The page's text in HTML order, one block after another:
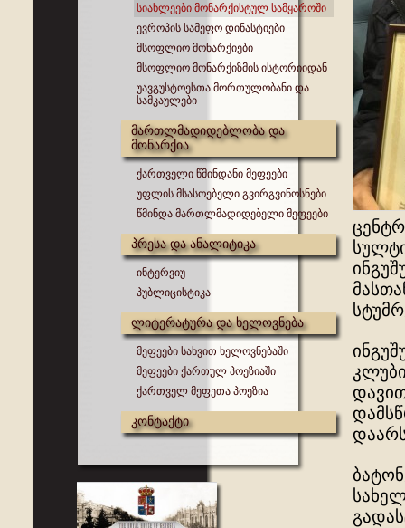
სიახლეები მონარქისტულ სამყაროში
ევროპის სამეფო დინასტიები
მსოფლიო მონარქიები
მსოფლიო მონარქიზმის ისტორიიდან
უავგუსტოესთა მორთულობანი და
სამკაულები
მართლმადიდებლობა და
მონარქია
ქართველი წმინდანი მეფეები
უფლის მსასოებელი გვირგვინოსნები
წმინდა მართლმადიდებელი მეფეები
პრესა და ანალიტიკა
ინტერვიუ
პუბლიცისტიკა
ლიტერატურა და ხელოვნება
მეფეები სახვით ხელოვნებაში
მეფეები ქართულ პოეზიაში
ქართველ მეფეთა პოეზია
კონტაქტი